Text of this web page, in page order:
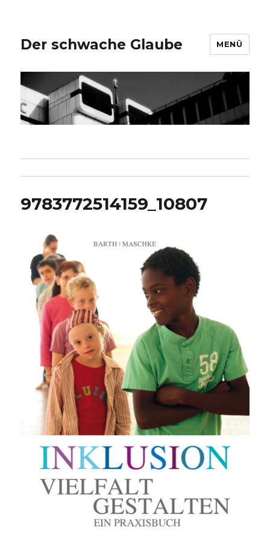
Der schwache Glaube MENÜ
9783772514159_10807